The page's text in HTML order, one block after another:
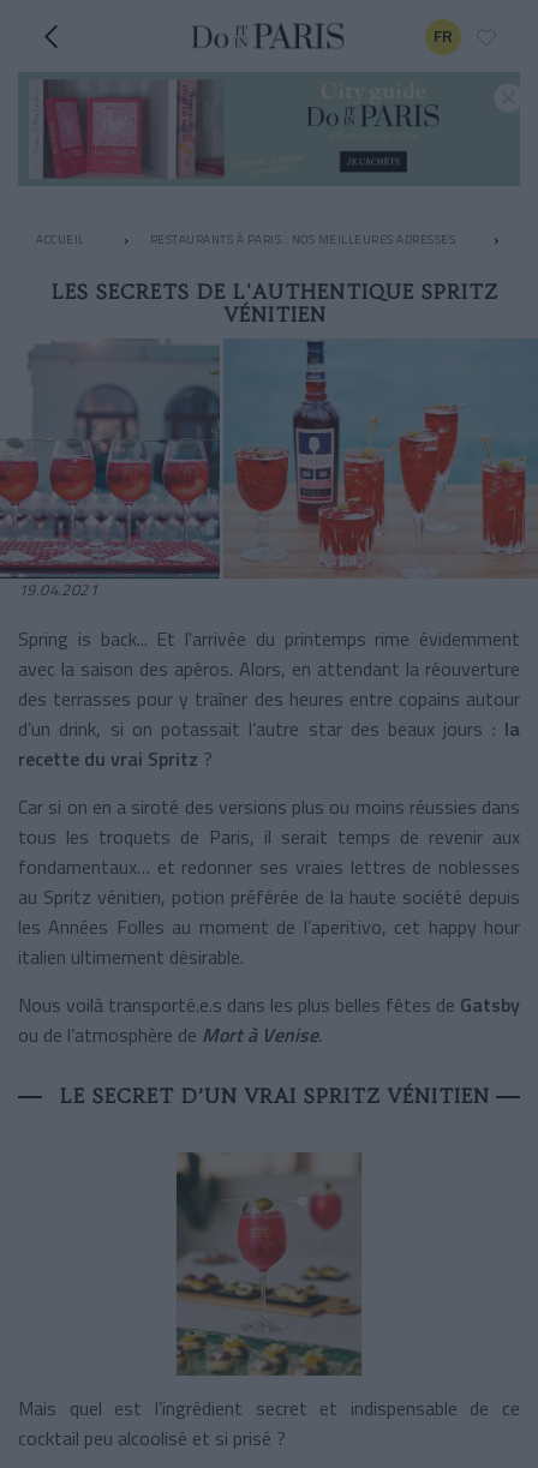
FR
ACCUEIL RESTAURANTS À PARIS : NOS MEILLEURES ADRESSES
LES SECRETS DE L'AUTHENTIQUE SPRITZ
VÉNITIEN
19.04.2021
Spring is back... Et l'arrivée du printemps rime évidemment
avec la saison des apéros. Alors, en attendant la réouverture
des terrasses pour y traîner des heures entre copains autour
d’un drink, si on potassait l’autre star des beaux jours : la
recette du vrai Spritz ?
Car si on en a siroté des versions plus ou moins réussies dans
tous les troquets de Paris, il serait temps de revenir aux
fondamentaux… et redonner ses vraies lettres de noblesses
au Spritz vénitien, potion préférée de la haute société depuis
les Années Folles au moment de l’aperitivo, cet happy hour
italien ultimement désirable.
Nous voilà transporté.e.s dans les plus belles fêtes de Gatsby
ou de l’atmosphère de Mort à Venise.
LE SECRET D’UN VRAI SPRITZ VÉNITIEN
Mais quel est l’ingrédient secret et indispensable de ce
cocktail peu alcoolisé et si prisé ?